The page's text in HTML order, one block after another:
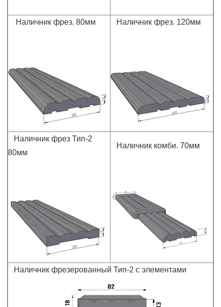
Наличник фрез. 80мм Наличник фрез. 120мм
Наличник фрез Тип-2
80мм
Наличник комби. 70мм
Наличник фрезерованный Тип-2 с элементами